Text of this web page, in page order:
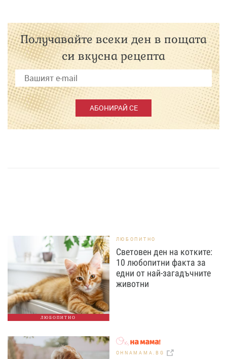
Получавайте всеки ден в пощата
си вкусна рецепта
АБОНИРАЙ СЕ
ЛЮБОПИТНО
ЛЮБОПИТНО
Световен ден на котките:
10 любопитни факта за
едни от най-загадъчните
животни
OHNAMAMA.BG